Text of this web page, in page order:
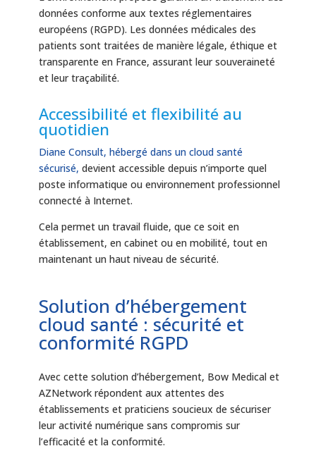
données conforme aux textes réglementaires
européens (RGPD). Les données médicales des
patients sont traitées de manière légale, éthique et
transparente en France, assurant leur souveraineté
et leur traçabilité.
Accessibilité et flexibilité au
quotidien
Diane Consult, hébergé dans un cloud santé
sécurisé, devient accessible depuis n’importe quel
poste informatique ou environnement professionnel
connecté à Internet.
Cela permet un travail fluide, que ce soit en
établissement, en cabinet ou en mobilité, tout en
maintenant un haut niveau de sécurité.
Solution d’hébergement
cloud santé : sécurité et
conformité RGPD
Avec cette solution d’hébergement, Bow Medical et
AZNetwork répondent aux attentes des
établissements et praticiens soucieux de sécuriser
leur activité numérique sans compromis sur
l’efficacité et la conformité.